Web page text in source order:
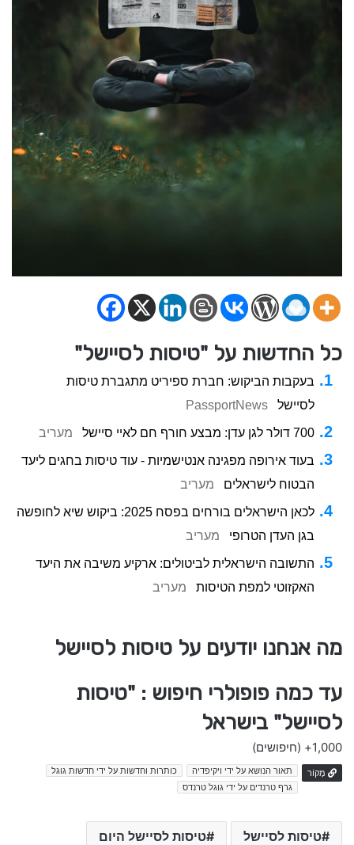
כל החדשות על "טיסות לסיישל"
בעקבות הביקוש: חברת ספיריט מתגברת טיסות
לסיישל
PassportNews
700 דולר לגן עדן: מבצע חורף חם לאיי סיישל מעריב
בעוד אירופה מפגינה אנטישמיות - עוד טיסות בחגים ליעד
הבטוח לישראלים
מעריב
לכאן הישראלים בורחים בפסח 2025: ביקוש שיא לחופשה
בגן העדן הטרופי
מעריב
התשובה הישראלית לביטולים: ארקיע משיבה את היעד
האקזוטי למפת הטיסות
מעריב
מה אנחנו יודעים על טיסות לסיישל
עד כמה פופולרי חיפוש : "טיסות
לסיישל" בישראל
1,000+ (חיפושים)
מָקוֹר תאור הנושא על ידי ויקיפדיה
כותרות וחדשות על ידי חדשות גוגל
גרף טרנדים על ידי גוגל טרנדס
טיסות לסיישל טיסות לסיישל היום